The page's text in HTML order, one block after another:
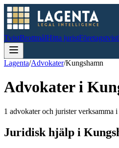
TvistBrottmålHitta juristFöretagstvist
Lagenta/Advokater/Kungshamn
Advokater i
1 advokater och jurister
Juridisk hjälp i